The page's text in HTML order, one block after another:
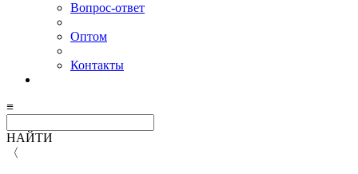
Вопрос-ответ
Оптом
Контакты
≡
НАЙТИ
〈